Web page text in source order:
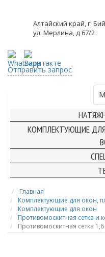
Алтайский край, г.
ул. Мерлина, д 67/2
Отправить запрос
КОМПЛЕКТУЮЩИЕ
КОМПЛЕКТУЮЩИЕ
Главная
Комплектующие для окон,
Комплектующие для окон
Противомоскитная сетка и
Противомоскитная сетка